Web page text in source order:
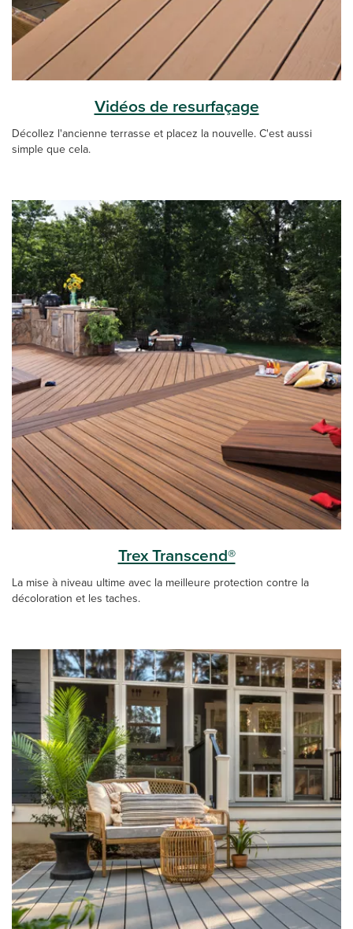
Vidéos de resurfaçage
Décollez l'ancienne terrasse et placez la nouvelle. C'est aussi
simple que cela.
Trex Transcend®
La mise à niveau ultime avec la meilleure protection contre la
décoloration et les taches.